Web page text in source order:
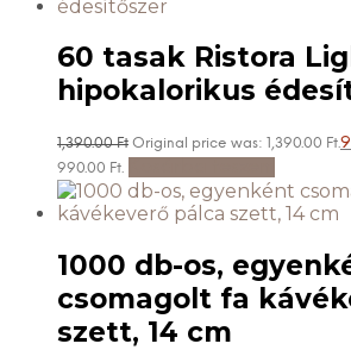
60 tasak Ristora
hipokalorikus
1,390.00Ft Original price was: 1,390.00 Ft.
990.00 Ft.
1000 db-os,
csomagolt fa
szett, 14 cm